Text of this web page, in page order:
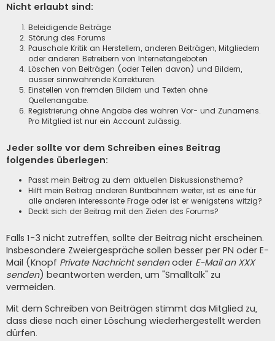
Nicht erlaubt sind:
Beleidigende Beiträge
Störung des Forums
Pauschale Kritik an Herstellern, anderen Beiträgen, Mitgliedern
oder anderen Betreibern von Internetangeboten
Löschen von Beiträgen (oder Teilen davon) und Bildern,
ausser sinnwahrende Korrekturen.
Einstellen von fremden Bildern und Texten ohne
Quellenangabe.
Registrierung ohne Angabe des wahren Vor- und Zunamens.
Pro Mitglied ist nur ein Account zulässig.
Jeder sollte vor dem Schreiben eines Beitrag
folgendes überlegen:
Passt mein Beitrag zu dem aktuellen Diskussionsthema?
Hilft mein Beitrag anderen Buntbahnern weiter, ist es eine für
alle anderen interessante Frage oder ist er wenigstens witzig?
Deckt sich der Beitrag mit den Zielen des Forums?
Falls 1-3 nicht zutreffen, sollte der Beitrag nicht erscheinen.
Insbesondere Zweiergespräche sollen besser per PN oder E-
Mail (Knopf Private Nachricht sendenoder E-Mail an XXX
senden) beantworten werden, um "Smalltalk" zu
vermeiden.
Mit dem Schreiben von Beiträgen stimmt das Mitglied zu,
dass diese nach einer Löschung wiederhergestellt werden
dürfen.